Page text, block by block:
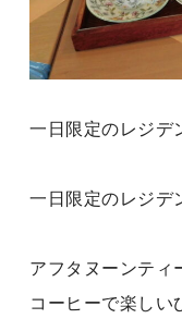
一日限定のレジデ
一日限定のレジデ
アフタヌーンティ
コーヒーで楽しい